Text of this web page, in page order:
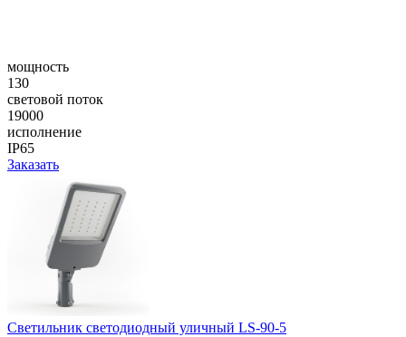
мощность
130
световой поток
19000
исполнение
IP65
Заказать
Cветильник светодиодный уличный LS-90-5